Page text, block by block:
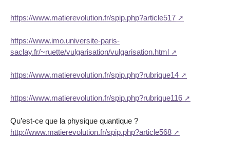
https://www.matierevolution.fr/spip.php?article517
https://www.imo.universite-paris-
saclay.fr/~ruette/vulgarisation/vulgarisation.html
https://www.matierevolution.fr/spip.php?rubrique14
https://www.matierevolution.fr/spip.php?rubrique116
Qu’est-ce que la physique quantique ?
http://www.matierevolution.fr/spip.php?article568